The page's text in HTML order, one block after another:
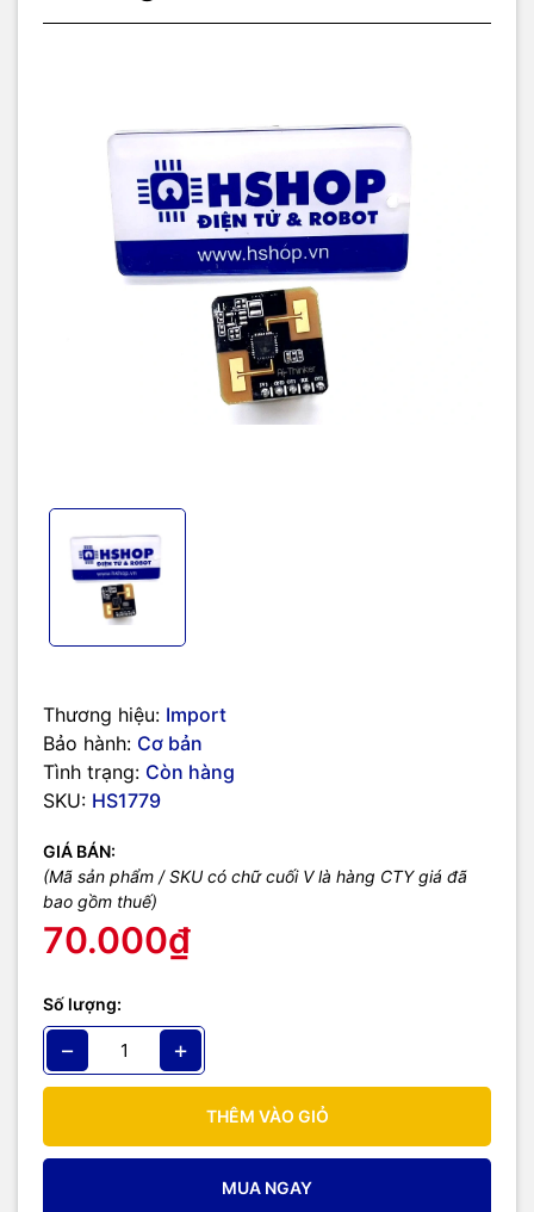
Thương hiệu: Import
Bảo hành: Cơ bản
Tình trạng: Còn hàng
SKU: HS1779
GIÁ BÁN:
(Mã sản phẩm / SKU có chữ cuối V là hàng CTY giá đã
bao gồm thuế)
70.000₫
Số lượng:
− +
THÊM VÀO GIỎ
MUA NGAY
Radar Angle: ±60 degrees
Power supply: Support voltage 3.0V ~ 3.6V, power supply current
Interface: UART, default 115200 bps
Config Softwate Supported
Operation temperature: -40℃ ~ 85℃
Storage environment: -40℃ ~ 125℃, < 90%RH
Human body induction wake-up of advertising screen and other
New energy charging/parking monitoring facilities
Trang chủ nhà sản xuất và hướng dẫn sử dụng.
Phần mềm XenD103Tool hỗ trợ thiết lập cảm biến (English)